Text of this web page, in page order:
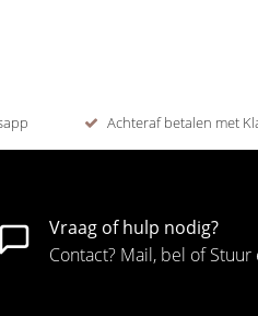
Achteraf betalen met
Vraag of hulp nodig?
Contact? Mail, bel of